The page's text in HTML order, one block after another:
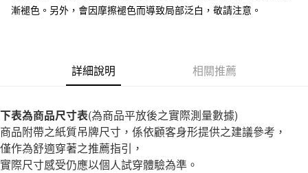
每筆NT$65，滿NT$1,000(含以上)免運費
付款後7-11取貨
每筆NT$65，滿NT$1,000(含以上)免運費
宅配
漸褪色。另外，會因摩擦褪色而導致局部泛白，敬請注意。
詳細說明 相關推薦
下表為商品尺寸表(為商品平放後之實際測量數據)
商品附帶之紙質吊牌尺寸，係依顧客身形提供之建議參考，
僅作為舒適穿著之推薦指引，
實際尺寸感受仍應以個人試穿體驗為準。